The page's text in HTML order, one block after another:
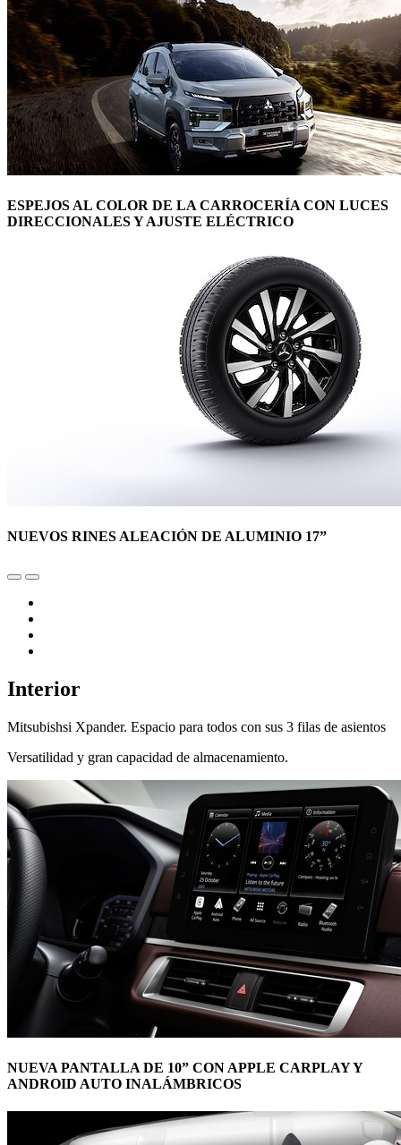
ESPEJOS AL COLOR DE LA CARROCERÍA CON LUCES
DIRECCIONALES Y AJUSTE ELÉCTRICO
NUEVOS RINES ALEACIÓN DE ALUMINIO 17”
Interior
Mitsubishsi Xpander. Espacio para todos con sus 3 filas de asientos
Versatilidad y gran capacidad de almacenamiento.
NUEVA PANTALLA DE 10” CON APPLE CARPLAY Y
ANDROID AUTO INALÁMBRICOS